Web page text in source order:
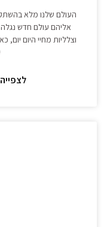
העולם שלנו מלא
אליהם עולם חדש נגלה
וצלליות מחיי היום יום,